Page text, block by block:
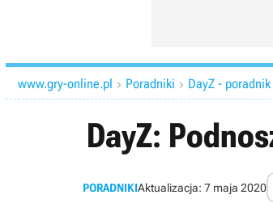
www.gry-online.pl  Poradniki  DayZ -
DayZ:
PORADNIKIAktualizacja: 7 maja 2020